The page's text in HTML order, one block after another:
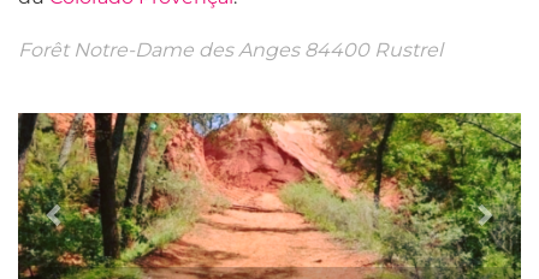
Forêt Notre-Dame des Anges 84400 Rustrel